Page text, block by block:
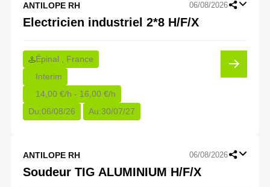
ANTILOPE RH 06/08/2026
Electricien industriel 2*8 H/F/X
Épinal , France
Interim
14,00 €/h - 16,00 €/h
Du:06/08/26 Au:30/07/27
ANTILOPE RH 06/08/2026
Soudeur TIG ALUMINIUM H/F/X